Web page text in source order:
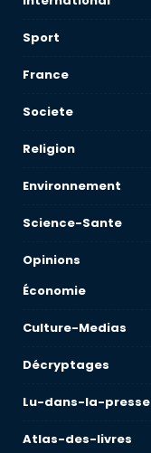
Sport
France
Societe
Religion
Environnement
Science-Sante
Opinions
Économie
Culture-Medias
Décryptages
Lu-dans-la-presse
Atlas-des-livres